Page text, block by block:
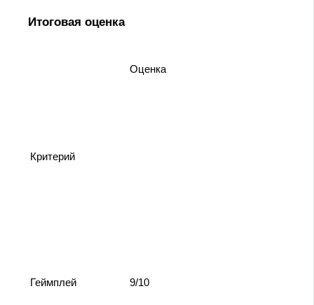
Итоговая оценка
Критерий
Оценка
Геймплей 9/10